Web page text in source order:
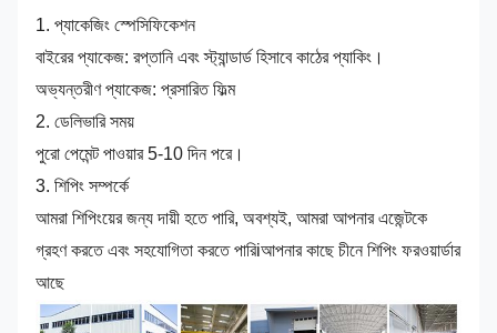
1. প্যাকেজিং স্পেসিফিকেশন
বাইরের প্যাকেজ: রপ্তানি এবং স্ট্যান্ডার্ড হিসাবে কাঠের প্যাকিং।
অভ্যন্তরীণ প্যাকেজ: প্রসারিত ফিল্ম
2. ডেলিভারি সময়
পুরো পেমেন্ট পাওয়ার 5-10 দিন পরে।
3. শিপিং সম্পর্কে
আমরা শিপিংয়ের জন্য দায়ী হতে পারি, অবশ্যই, আমরা আপনার এজেন্টকে
গ্রহণ করতে এবং সহযোগিতা করতে পারিiআপনার কাছে চীনে শিপিং ফরওয়ার্ডার
আছে